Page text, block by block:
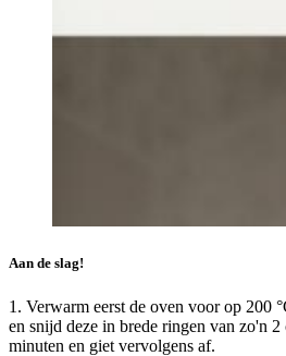
Aan de slag!
1. Verwarm eerst de oven voor op 200
en snijd deze in brede ringen van zo'n
minuten en giet vervolgens af.